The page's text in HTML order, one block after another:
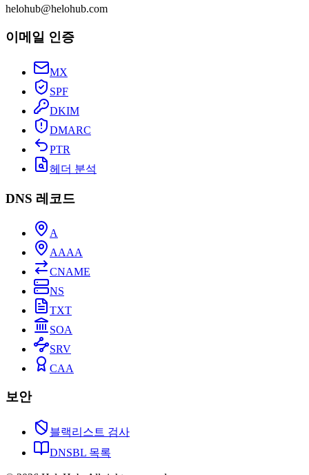
helohub@helohub.com
이메일 인증
MX
SPF
DKIM
DMARC
PTR
헤더 분석
DNS 레코드
A
AAAA
CNAME
NS
TXT
SOA
SRV
CAA
보안
블랙리스트 검사
DNSBL 목록